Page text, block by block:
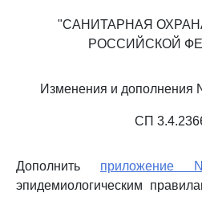
"САНИТАРНАЯ
РОССИЙСКОЙ
Изменения и дополнения
СП
Дополнить приложение
эпидемиологическим